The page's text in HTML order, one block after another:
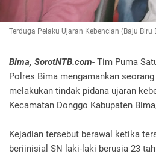
Terduga Pelaku Ujaran Kebencian (Baju Biru
Bima, SorotNTB.com- Tim Puma
Polres Bima mengamankan
melakukan tindak pidana ujaran
Kecamatan Donggo Kabupaten
Kejadian tersebut berawal ketika
beriinisial SN laki-laki berusia 23